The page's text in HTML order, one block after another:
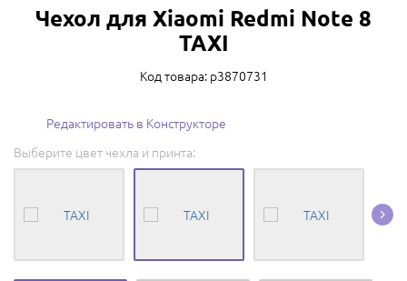
Чехол для Xiaomi Redmi Note 8
TAXI
Код товара: p3870731
Редактировать в Конструкторе
Выберите цвет чехла и принта: